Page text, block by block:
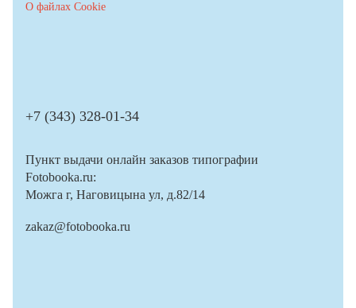
О файлах Cookie
+7 (343) 328-01-34
Пункт выдачи онлайн заказов типографии
Fotobooka.ru:
Можга г, Наговицына ул, д.82/14
zakaz@fotobooka.ru